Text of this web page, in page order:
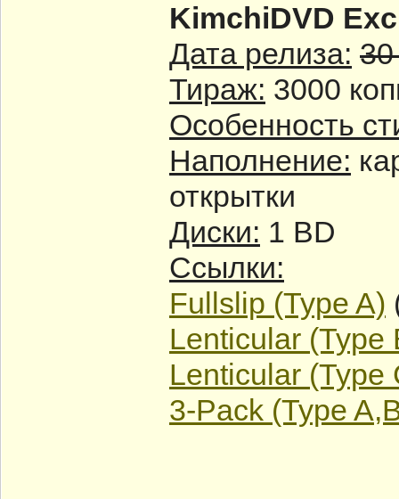
KimchiDVD
Дата релиза:
Тираж: 3000
Особенность
Наполнение:
открытки
Диски: 1 BD
Ссылки:
Fullslip (Type A)
Lenticular (Type
Lenticular (Type
3-Pack (Type